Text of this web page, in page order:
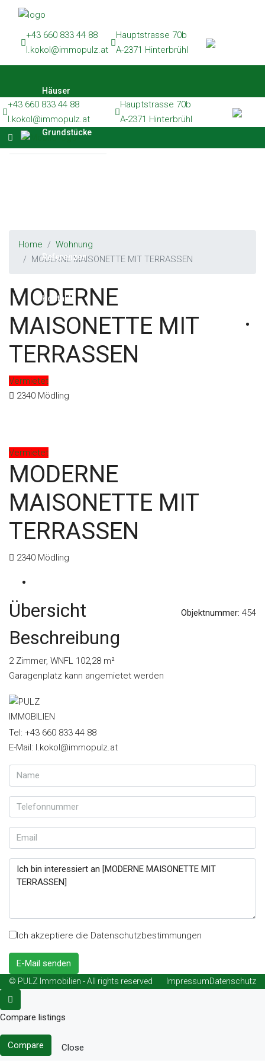
Häuser
Wohnungen
Gewerbe
Referenzen
+43 660 833 44 88
l.kokol@immopulz.at
Hauptstrasse 70b
A-2371 Hinterbrühl
Häuser
Grundstücke
Referenzen
Kontakt
+43 660 833 44 88
l.kokol@immopulz.at
Hauptstrasse 70b
A-2371 Hinterbrühl
Home
Wohnung
MODERNE MAISONETTE MIT TERRASSEN
MODERNE
MAISONETTE MIT
TERRASSEN
Vermietet
2340 Mödling
Vermietet
MODERNE
MAISONETTE MIT
TERRASSEN
2340 Mödling
Übersicht Objektnummer: 454
Beschreibung
2 Zimmer, WNFL 102,28 m²
Garagenplatz kann angemietet werden
Tel: +43 660 833 44 88
E-Mail: l.kokol@immopulz.at
Ich akzeptiere die Datenschutzbestimmungen
E-Mail senden
© PULZ Immobilien - All rights reserved ImpressumDatenschutz
Compare listings
Compare Close